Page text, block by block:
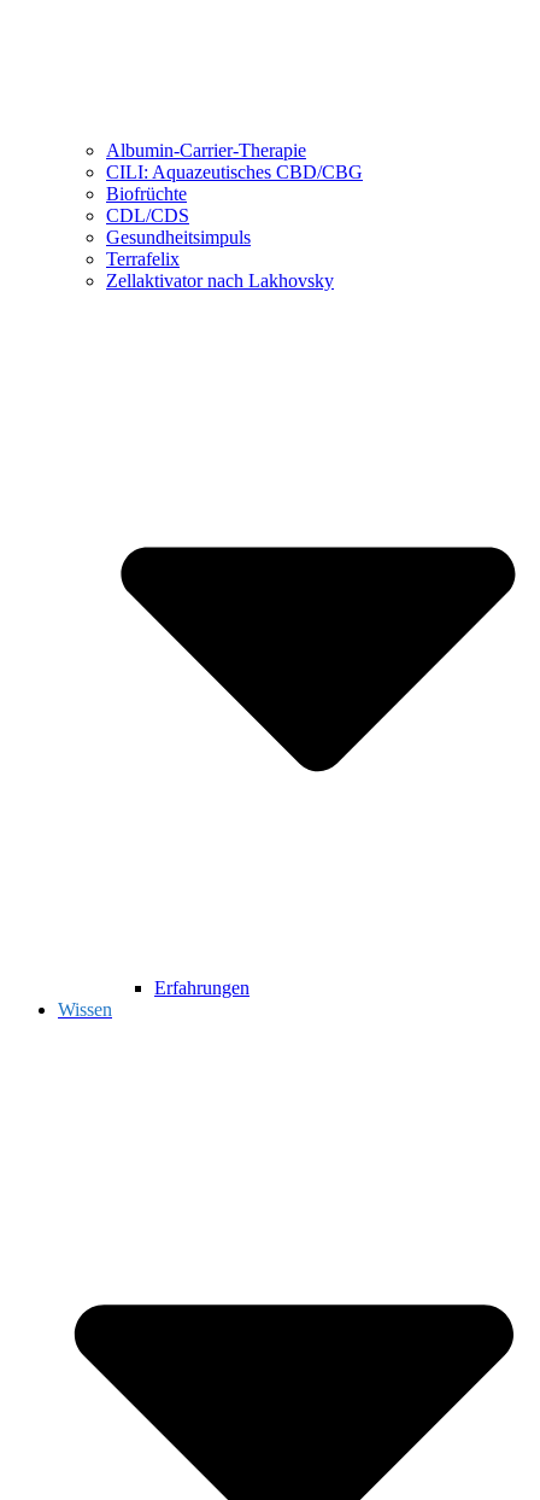
Albumin-Carrier-Therapie
CILI: Aquazeutisches CBD/CBG
Biofrüchte
CDL/CDS
Gesundheitsimpuls
Terrafelix
Zellaktivator nach Lakhovsky
Erfahrungen
Wissen